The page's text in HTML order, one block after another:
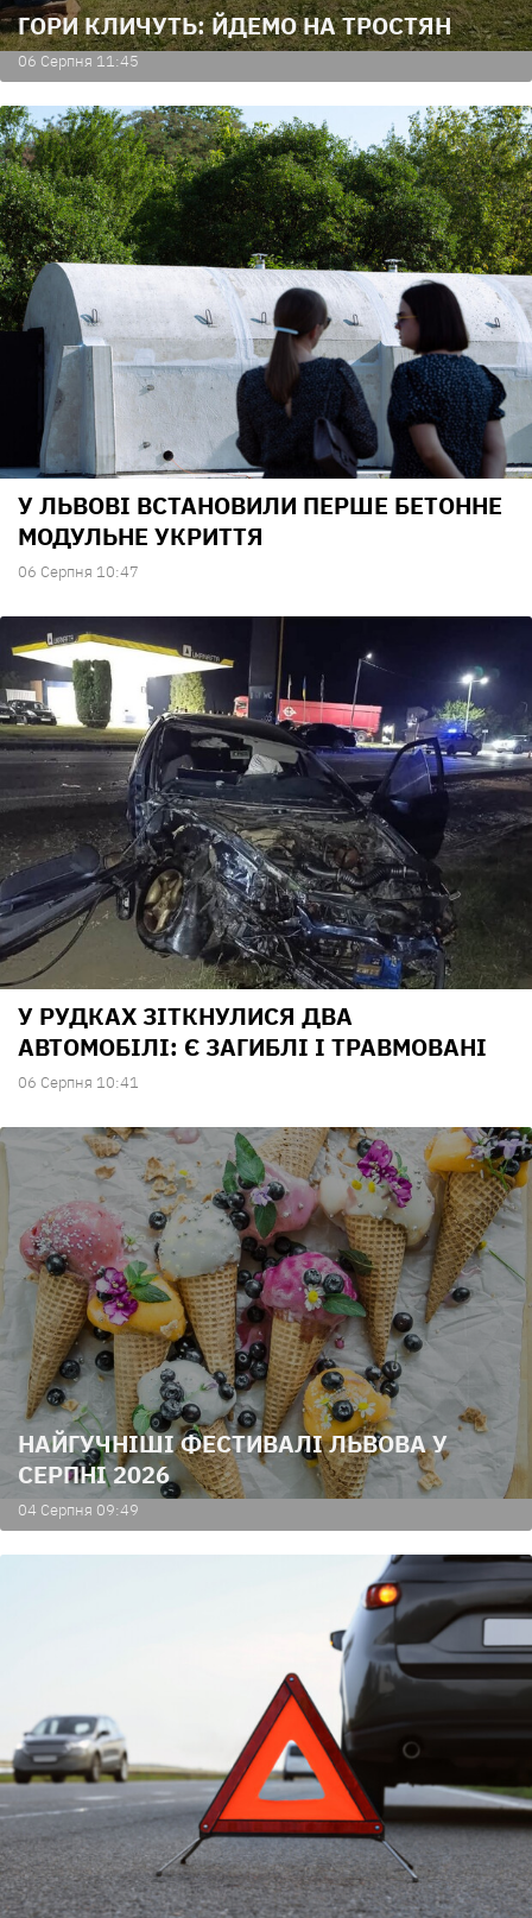
ГОРИ КЛИЧУТЬ: ЙДЕМО НА ТРОСТЯН
06 Серпня 11:45
У ЛЬВОВІ ВСТАНОВИЛИ ПЕРШЕ БЕТОННЕ
МОДУЛЬНЕ УКРИТТЯ
06 Серпня 10:47
У РУДКАХ ЗІТКНУЛИСЯ ДВА
АВТОМОБІЛІ: Є ЗАГИБЛІ І ТРАВМОВАНІ
06 Серпня 10:41
НАЙГУЧНІШІ ФЕСТИВАЛІ ЛЬВОВА У
СЕРПНІ 2026
04 Серпня 09:49